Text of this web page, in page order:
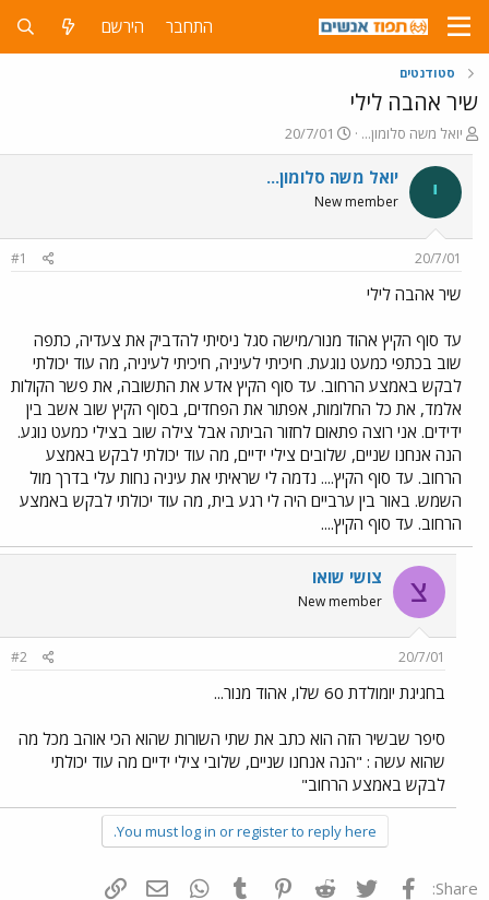
התחבר הירשם
סטודנטים
שיר אהבה לילי
פ
ו
ת
ח
ה
ש
א
יואל משה סלומון...
פ
ו
ר
ם
20/7/01
י יואל משה סלומון...
New member
20/7/01
#1
שיר אהבה לילי
עד סוף הקיץ אהוד מנור/מישה סגל ניסיתי להדביק את צעדיה, כתפה
שוב בכתפי כמעט נוגעת. חיכיתי לעיניה, חיכיתי לעיניה, מה עוד יכולתי
לבקש באמצע הרחוב. עד סוף הקיץ אדע את התשובה, את פשר הקולות
אלמד, את כל החלומות, אפתור את הפחדים, בסוף הקיץ שוב אשב בין
ידידים. אני רוצה פתאום לחזור הביתה אבל צילה שוב בצילי כמעט נוגע.
הנה אנחנו שניים, שלובים צילי ידיים, מה עוד יכולתי לבקש באמצע
הרחוב. עד סוף הקיץ.... נדמה לי שראיתי את עיניה נחות עלי בדרך מול
השמש. באור בין ערביים היה לי רגע בית, מה עוד יכולתי לבקש באמצע
הרחוב. עד סוף הקיץ....
צ צושי שואו
New member
20/7/01
#2
בחגיגת יומולדת 60 שלו, אהוד מנור...
סיפר שבשיר הזה הוא כתב את שתי השורות שהוא הכי אוהב מכל מה
שהוא עשה : "הנה אנחנו שניים, שלובי צילי ידיים מה עוד יכולתי
לבקש באמצע הרחוב"
You must log in or register to reply here.
Share: פייסבוק Twitter
Reddit
Pinterest
Tumblr
WhatsAppדואר אלקטרוני